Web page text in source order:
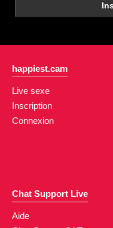
happiest.cam
Live sexe
Inscription
Connexion
Chat Support Live
Aide